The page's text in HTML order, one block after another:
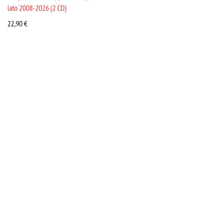
lato 2008-2026 (2 CD)
22,90€